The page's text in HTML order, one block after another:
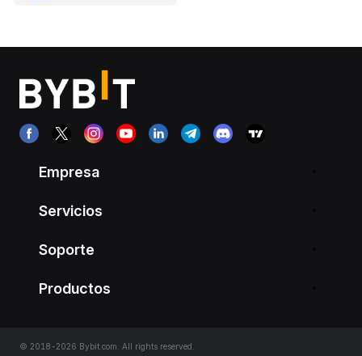
Empresa
Servicios
Soporte
Productos
© 2018-2026 Bybit.com. All rights reserved.